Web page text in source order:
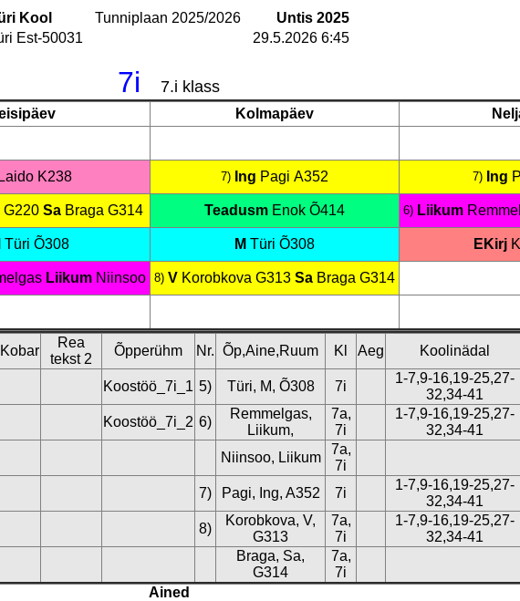
Kool Tunniplaan 2025/2026
Untis 2025
Est-50031
29.5.2026 6:45
7i 7.i klass
Kolmapäev
Laido K238 7) Ing Pagi A352 7) Ing
G220 Sa Braga G314 Teadusm Enok Õ414 6) Liikum
Türi Õ308 M Türi Õ308 EKirj
Liikum Niinsoo 8) V Korobkova G313 Sa Braga G314
Kobar
Rea
tekst 2
Õpperühm Nr. Õp,Aine,Ruum Kl Aeg Koolinädal
Koostöö_7i_1 5) Türi, M, Õ308 7i
1-7,9-16,19-25,27-
32,34-41
Koostöö_7i_2 6)
Remmelgas,
Liikum,
7a,
7i
1-7,9-16,19-25,27-
32,34-41
Niinsoo, Liikum
7a,
7i
7) Pagi, Ing, A352 7i
1-7,9-16,19-25,27-
32,34-41
8)
Korobkova, V,
G313
7a,
7i
1-7,9-16,19-25,27-
32,34-41
Braga, Sa,
G314
7a,
7i
Ained